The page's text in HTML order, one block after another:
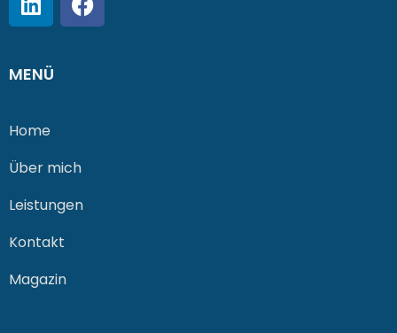
MENÜ
Home
Über mich
Leistungen
Kontakt
Magazin